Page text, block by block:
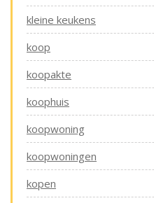
kleine keukens
koop
koopakte
koophuis
koopwoning
koopwoningen
kopen